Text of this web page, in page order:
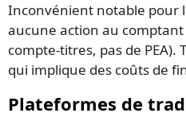
Inconvénient notable pour
aucune action au
compte-titres, pas de PEA).
qui implique des coûts de
Plateformes de